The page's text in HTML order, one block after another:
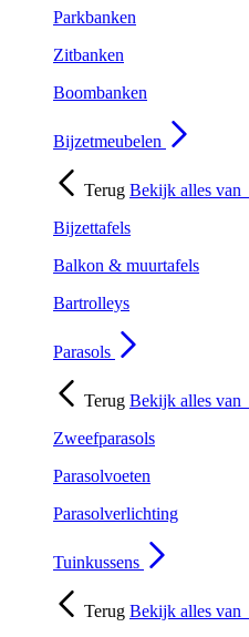
Parkbanken
Zitbanken
Boombanken
Bijzetmeubelen
Terug Bekijk alles van
Bijzettafels
Balkon & muurtafels
Bartrolleys
Parasols
Terug Bekijk alles van
Zweefparasols
Parasolvoeten
Parasolverlichting
Tuinkussens
Terug Bekijk alles van